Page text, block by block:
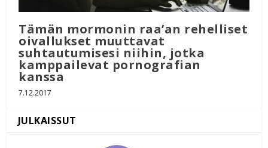
Tämän mormonin raa’an rehelliset
oivallukset muuttavat
suhtautumisesi niihin, jotka
kamppailevat pornografian
kanssa
7.12.2017